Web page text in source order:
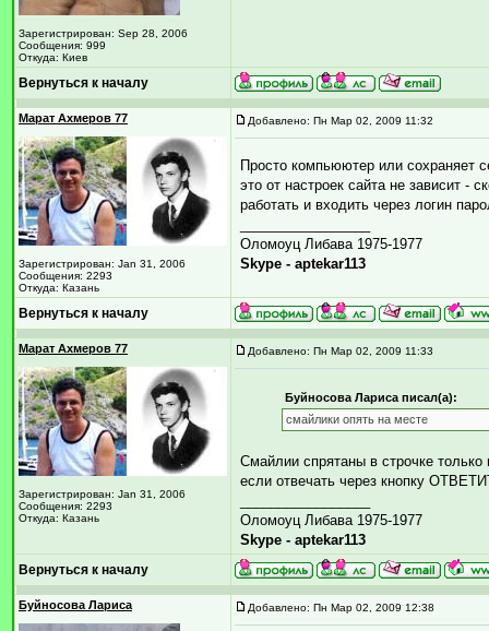
Зарегистрирован: Sep 28, 2006
Сообщения: 999
Откуда: Киев
Вернуться к началу
Марат Ахмеров 77
Зарегистрирован: Jan 31, 2006
Сообщения: 2293
Откуда: Казань
Добавлено: Пн Мар 02, 2009 11:32
Просто компьюютер или сохраняет
это от настроек сайта не зависит -
работать и входить через логин
Оломоуц Либава 1975-1977
Skype - aptekar113
Вернуться к началу
Марат Ахмеров 77
Зарегистрирован: Jan 31, 2006
Сообщения: 2293
Откуда: Казань
Добавлено: Пн Мар 02, 2009 11:33
Буйносова Лариса писал(а):
смайлики опять на месте
Смайлии спрятаны в строчке
если отвечать через кнопку
Оломоуц Либава 1975-1977
Skype - aptekar113
Вернуться к началу
Буйносова Лариса Добавлено: Пн Мар 02, 2009 12:38